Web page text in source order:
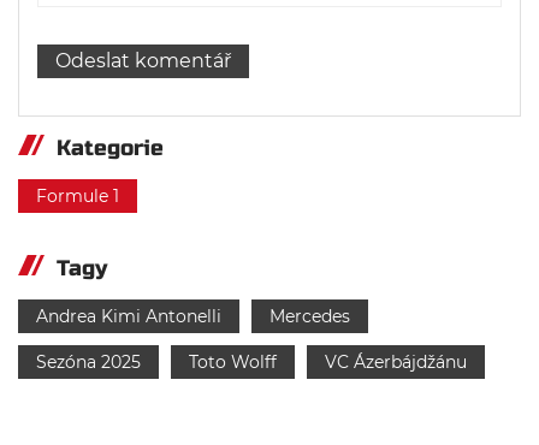
Kategorie
Formule 1
Tagy
Andrea Kimi Antonelli Mercedes
Sezóna 2025 Toto Wolff VC Ázerbájdžánu